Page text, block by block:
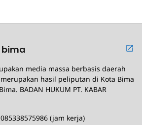
media massa berbasis daerah
hasil peliputan di Kota Bima
BADAN HUKUM PT. KABAR
(jam kerja)